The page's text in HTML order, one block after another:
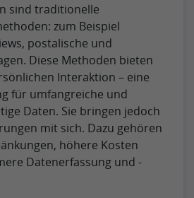
sind traditionelle
zum Beispiel
postalische und
Diese Methoden bieten
Interaktion – eine
für umfangreiche und
Daten. Sie bringen jedoch
mit sich. Dazu gehören
höhere Kosten
Datenerfassung und -